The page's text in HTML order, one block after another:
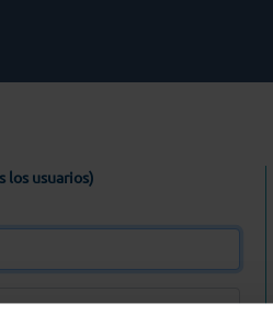
los usuarios)